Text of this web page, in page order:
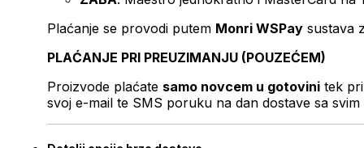
Plaćanje se provodi putem Monri WSPay sustava
PLAĆANJE PRI PREUZIMANJU (POUZEĆEM)
Proizvode plaćate samo novcem u gotovini tek
svoj e-mail te SMS poruku na dan dostave sa svim